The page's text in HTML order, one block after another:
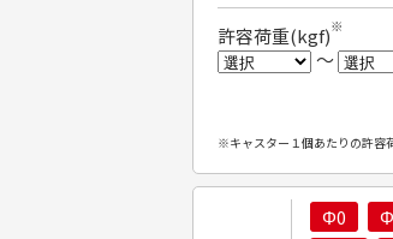
許容荷重(kgf)※
～
※キャスター１個あたりの許容
Φ0